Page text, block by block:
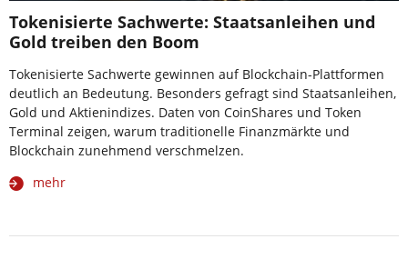
Tokenisierte Sachwerte: Staatsanleihen und
Gold treiben den Boom
Tokenisierte Sachwerte gewinnen auf Blockchain-Plattformen
deutlich an Bedeutung. Besonders gefragt sind Staatsanleihen,
Gold und Aktienindizes. Daten von CoinShares und Token
Terminal zeigen, warum traditionelle Finanzmärkte und
Blockchain zunehmend verschmelzen.
mehr